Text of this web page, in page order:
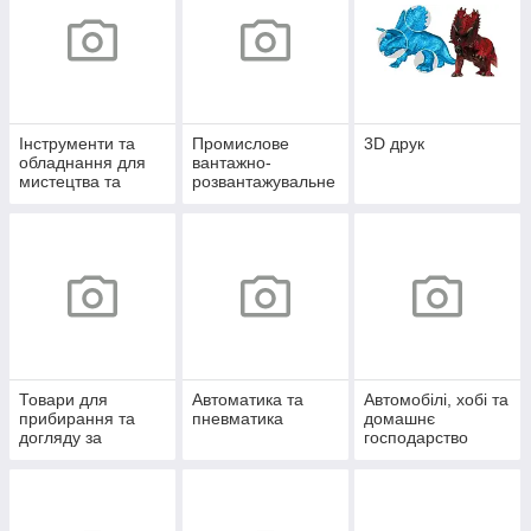
Інструменти та
обладнання для
мистецтва та
Промислове
вантажно-
розвантажувальне
3D друк
Товари для
прибирання та
догляду за
Автоматика та
пневматика
Автомобілі, хобі та
домашнє
господарство